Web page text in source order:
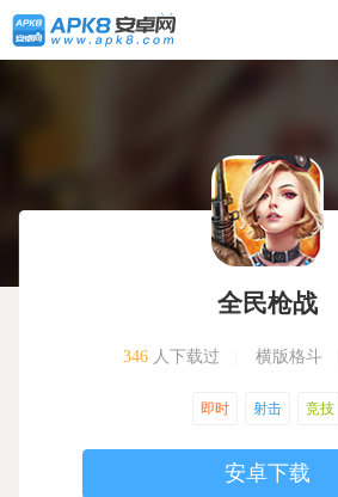
全民枪战
346 人下载过 横版格斗
即时 射击 竞技
安卓下载